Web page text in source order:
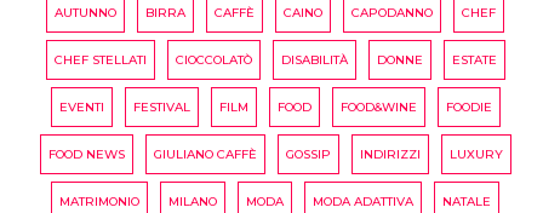
AUTUNNO BIRRA CAFFÈ CAINO CAPODANNO CHEF
CHEF STELLATI CIOCCOLATÒ DISABILITÀ DONNE ESTATE
EVENTI FESTIVAL FILM FOOD FOOD&WINE FOODIE
FOOD NEWS GIULIANO CAFFÈ GOSSIP INDIRIZZI LUXURY
MATRIMONIO MILANO MODA MODA ADATTIVA NATALE